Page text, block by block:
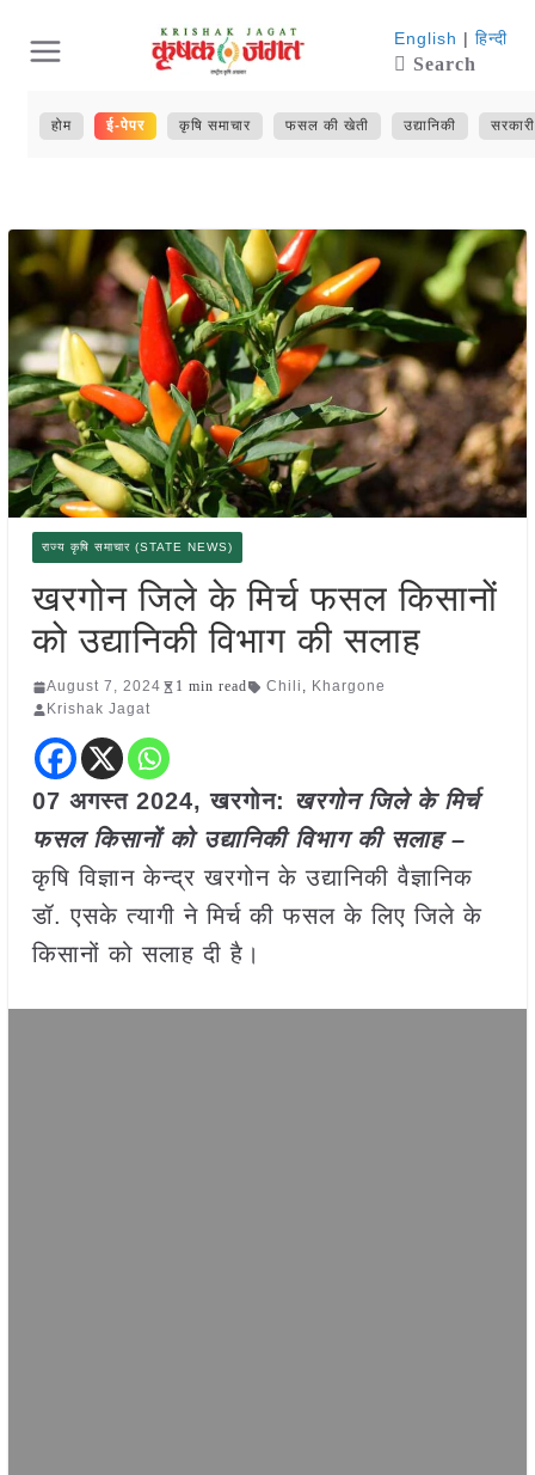
content
English | हिन्दी
Search
होम ई-पेपर कृषि समाचार फसल की खेती उद्यानिकी
राज्य कृषि समाचार (STATE NEWS)
खरगोन जिले के मिर्च फसल किसानों
को उद्यानिकी विभाग की सलाह
August 7, 2024 1 min read Chili , Khargone
Krishak Jagat
07 अगस्त 2024, खरगोन: खरगोन जिले के मिर्च
फसल किसानों को उद्यानिकी विभाग की सलाह –
कृषि विज्ञान केन्द्र खरगोन के उद्यानिकी वैज्ञानिक
डॉ. एसके त्यागी ने मिर्च की फसल के लिए जिले के
किसानों को सलाह दी है।